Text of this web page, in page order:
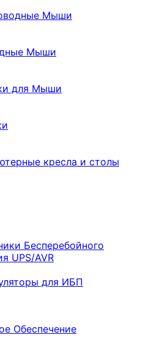
Мыши
Мыши
для Мыши
кресла и столы
Бесперебойного
UPS/AVR
для ИБП
Обеспечение